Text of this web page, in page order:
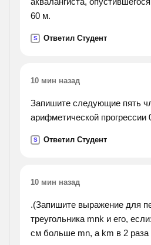
60 м.
S Ответил Студент
10 мин назад
Запишите следующие пять
арифметической прогрессии
S Ответил Студент
10 мин назад
.(Запишите выражение для
треугольника mnk и его,
см больше mn, а km в 2